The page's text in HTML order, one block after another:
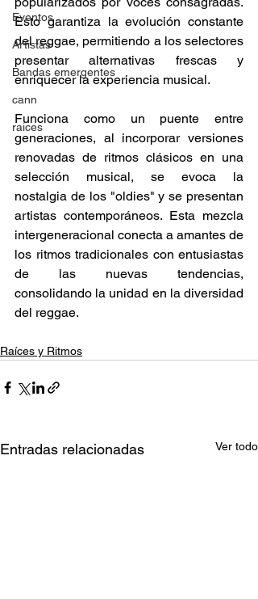
Eventos
Artistas
Bandas emergentes
cann
raices
Esto garantiza la evolución constante
del reggae, permitiendo a los selectores
presentar alternativas frescas y
enriquecer la experiencia musical.
Funciona como un puente entre
generaciones, al incorporar versiones
renovadas de ritmos clásicos en una
selección musical, se evoca la
nostalgia de los "oldies" y se presentan
artistas contemporáneos. Esta mezcla
intergeneracional conecta a amantes de
los ritmos tradicionales con entusiastas
de las nuevas tendencias,
consolidando la unidad en la diversidad
del reggae.
Raíces y Ritmos
Entradas relacionadas Ver todo